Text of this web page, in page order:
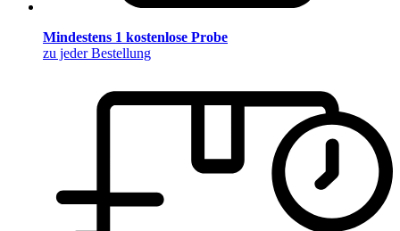
Mindestens 1 kostenlose Probe
zu jeder Bestellung